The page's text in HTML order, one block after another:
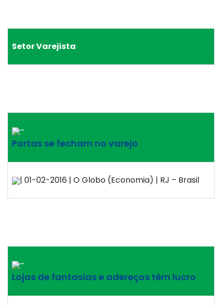
Setor Varejista
–
Portas se fecham no varejo
| 01-02-2016 | O Globo (Economia) | RJ – Brasil
–
Lojas de fantasias e adereços têm lucro